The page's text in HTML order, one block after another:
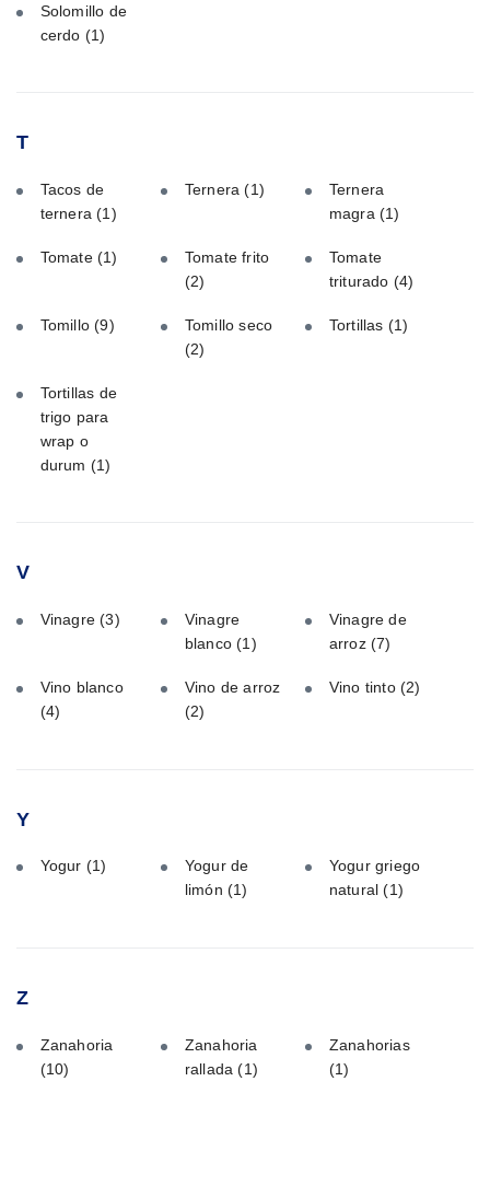
Solomillo de
cerdo (1)
T
Tacos de
ternera(1)
Ternera(1)
Ternera
magra(1)
Tomate (1)
Tomate frito
(2)
Tomate
triturado (4)
Tomillo(9)
Tomillo seco
(2)
Tortillas (1)
Tortillas de
trigo para
wrap o
durum (1)
V
Vinagre(3)
Vinagre
blanco(1)
Vinagre de
arroz(7)
Vino blanco
(4)
Vino de arroz
(2)
Vino tinto(2)
Y
Yogur (1)
Yogur de
limón (1)
Yogur griego
natural(1)
Z
Zanahoria
(10)
Zanahoria
rallada(1)
Zanahorias
(1)